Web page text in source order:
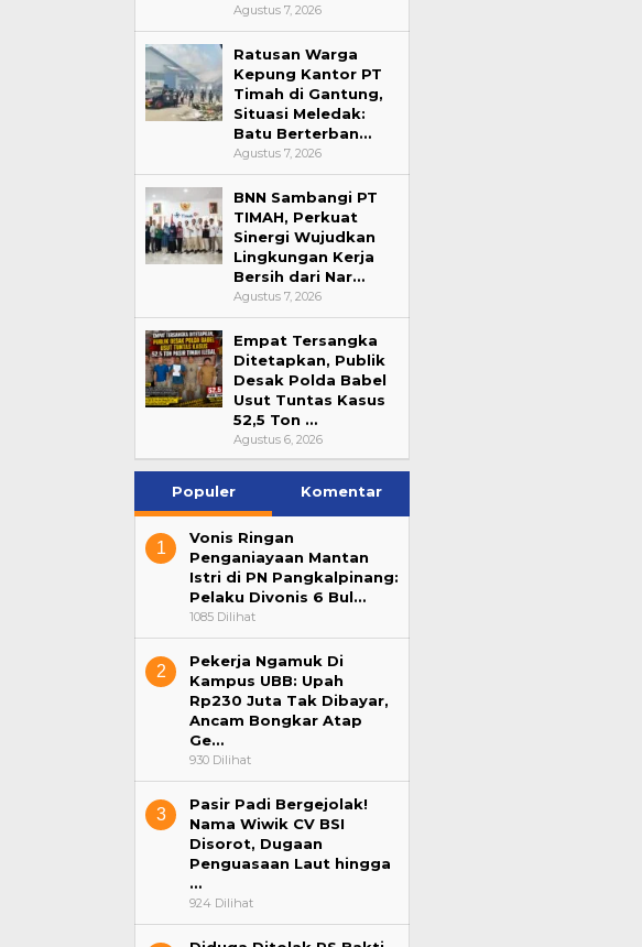
Agustus 7, 2026
Ratusan Warga
Kepung Kantor PT
Timah di Gantung,
Situasi Meledak:
Batu Berterban…
Agustus 7, 2026
BNN Sambangi PT
TIMAH, Perkuat
Sinergi Wujudkan
Lingkungan Kerja
Bersih dari Nar…
Agustus 7, 2026
Empat Tersangka
Ditetapkan, Publik
Desak Polda Babel
Usut Tuntas Kasus
52,5 Ton …
Agustus 6, 2026
Populer Komentar
1
Vonis Ringan
Penganiayaan Mantan
Istri di PN Pangkalpinang:
Pelaku Divonis 6 Bul…
1085 Dilihat
2
Pekerja Ngamuk Di
Kampus UBB: Upah
Rp230 Juta Tak Dibayar,
Ancam Bongkar Atap
Ge…
930 Dilihat
3
Pasir Padi Bergejolak!
Nama Wiwik CV BSI
Disorot, Dugaan
Penguasaan Laut hingga
…
924 Dilihat